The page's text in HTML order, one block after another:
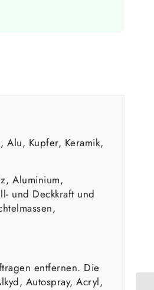
Alu, Kupfer, Keramik,
Aluminium,
und Deckkraft und
entfernen. Die
Autospray, Acryl,